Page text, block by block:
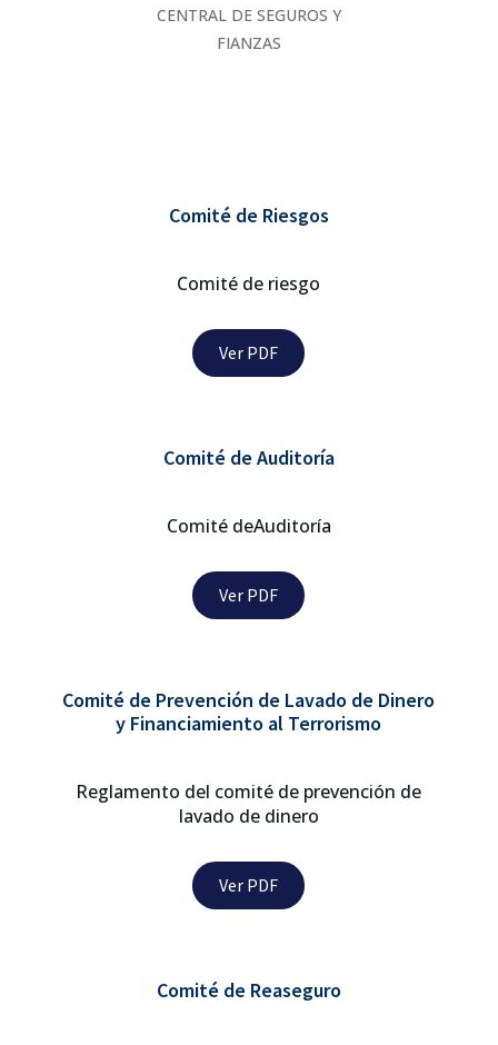
CENTRAL DE SEGUROS Y
FIANZAS
Comité de Riesgos
Comité de riesgo
Ver PDF
Comité de Auditoría
Comité deAuditoría
Ver PDF
Comité de Prevención de Lavado de Dinero
y Financiamiento al Terrorismo
Reglamento del comité de prevención de
lavado de dinero
Ver PDF
Comité de Reaseguro